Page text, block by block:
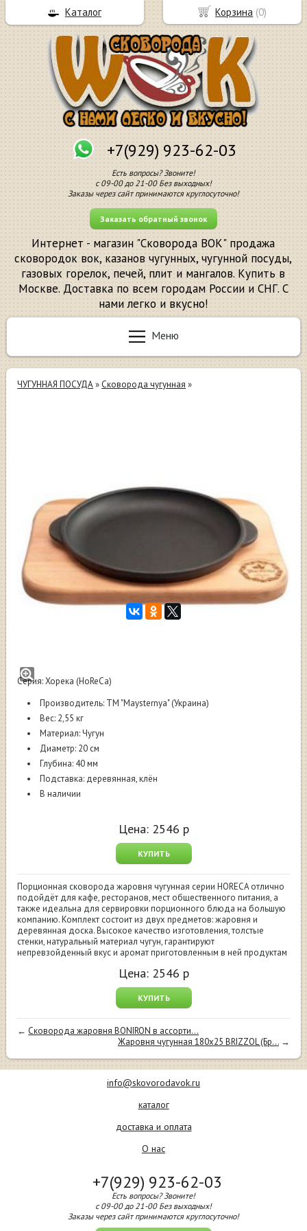
+7(929) 923-62-03
Есть вопросы? Звоните!
с 09-00 до 21-00 Без выходных!
Заказы через сайт принимаются круглосуточно!
Заказать обратный звонок
Интернет - магазин "Сковорода ВОК" продажа
сковородок вок, казанов чугунных, чугунной посуды,
газовых горелок, печей, плит и мангалов. Купить в
Москве. Доставка по всем городам России и СНГ. С
нами легко и вкусно!
Меню
ЧУГУННАЯ ПОСУДА» Сковорода чугунная »
Серия: Хорека (HoReCa)
Производитель: ТМ "Maysternya" (Украина)
Вес: 2,55 кг
Материал: Чугун
Диаметр: 20 см
Глубина: 40 мм
Подставка: деревянная, клён
В наличии
Цена: 2546 р
КУПИТЬ
Порционная сковорода жаровня чугунная серии HORECA отлично
подойдёт для кафе, ресторанов, мест общественного питания, а
также идеальна для сервировки порционного блюда на большую
компанию. Комплект состоит из двух предметов: жаровня и
деревянная доска. Высокое качество изготовления, толстые
стенки, натуральный материал чугун, гарантируют
непревзойденный вкус и аромат приготовленным в ней продуктам
Цена: 2546 р
КУПИТЬ
← Сковорода жаровня BONIRON в ассорти...
Жаровня чугунная 180x25 BRIZZOL (Бр...→
info@skovorodavok.ru
каталог
доставка и оплата
О нас
+7(929) 923-62-03
Есть вопросы? Звоните!
с 09-00 до 21-00 Без выходных!
Заказы через сайт принимаются круглосуточно!
Корзина (0)
Каталог